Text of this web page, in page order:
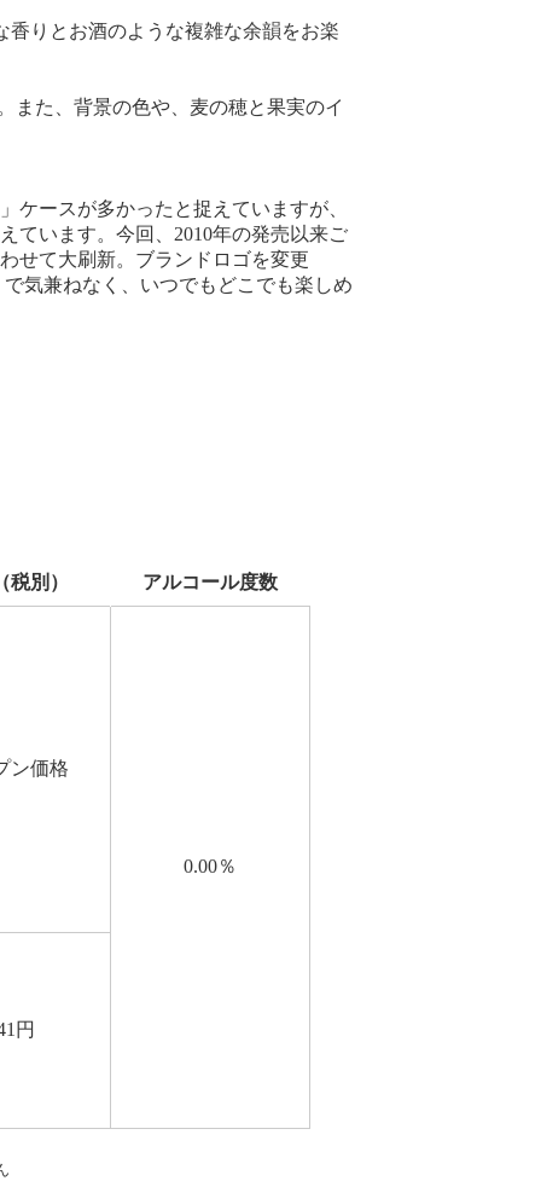
りとお酒のような複雑な余韻をお楽
また、背景の色や、麦の穂と果実のイ
ケースが多かったと捉えていますが、
ています。今回、2010年の発売以来ご
せて大刷新。ブランドロゴを変更
気兼ねなく、いつでもどこでも楽しめ
税別） アルコール度数
ン価格
0.00％
円